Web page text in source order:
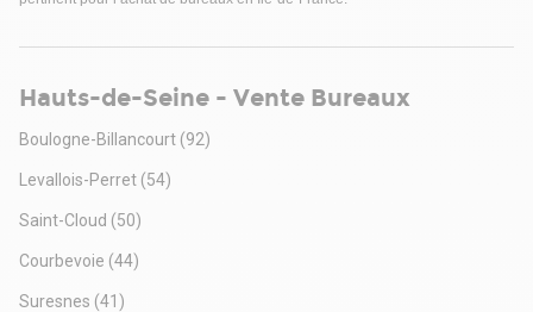
Hauts-de-Seine - Vente Bureaux
Boulogne-Billancourt (92)
Levallois-Perret (54)
Saint-Cloud (50)
Courbevoie (44)
Suresnes (41)